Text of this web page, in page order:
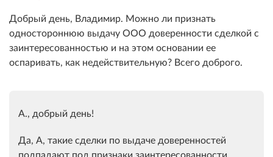
Добрый день, Владимир. Можно ли признать
одностороннюю выдачу ООО доверенности сделкой с
заинтересованностью и на этом основании ее
оспаривать, как недействительную? Всего доброго.
А., добрый день!
Да, А, такие сделки по выдаче доверенностей
подпадают под признаки заинтересованности,